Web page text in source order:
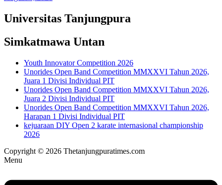
Universitas Tanjungpura
Simkatmawa Untan
Youth Innovator Competition 2026
Unorides Open Band Competition MMXXVI Tahun 2026,
Juara 1 Divisi Individual PIT
Unorides Open Band Competition MMXXVI Tahun 2026,
Juara 2 Divisi Individual PIT
Unorides Open Band Competition MMXXVI Tahun 2026,
Harapan 1 Divisi Individual PIT
kejuaraan DIY Open 2 karate internasional championship
2026
Copyright © 2026 Thetanjungpuratimes.com
Menu